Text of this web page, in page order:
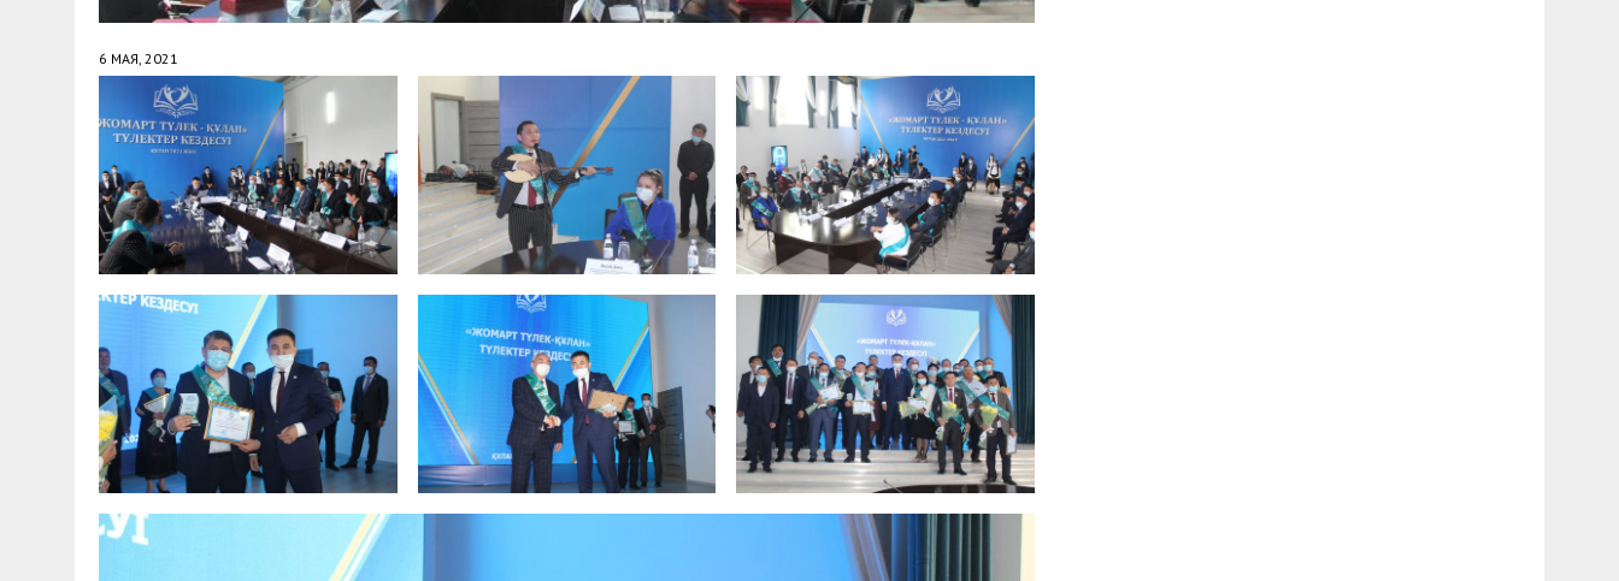
6 МАЯ, 2021